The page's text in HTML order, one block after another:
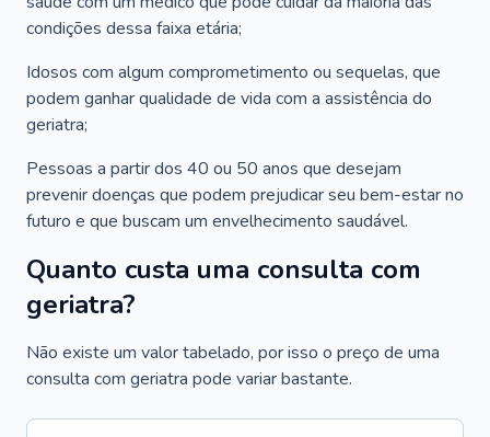
condições dessa faixa etária;
Idosos com algum comprometimento ou sequelas, que
podem ganhar qualidade de vida com a assistência do
geriatra;
Pessoas a partir dos 40 ou 50 anos que desejam
prevenir doenças que podem prejudicar seu bem-estar no
futuro e que buscam um envelhecimento saudável.
Quanto custa uma consulta com
geriatra?
Não existe um valor tabelado, por isso o preço de uma
consulta com geriatra pode variar bastante.